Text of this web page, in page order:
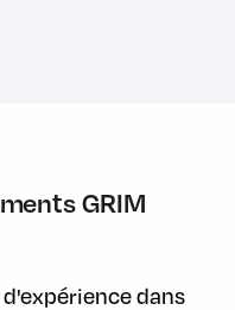
GRIM
dans